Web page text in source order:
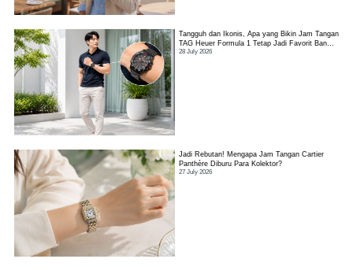
Tangguh dan Ikonis, Apa yang Bikin Jam Tangan
TAG Heuer Formula 1 Tetap Jadi Favorit Banyak
Orang?
28 July 2026
Jadi Rebutan! Mengapa Jam Tangan Cartier
Panthère Diburu Para Kolektor?
27 July 2026